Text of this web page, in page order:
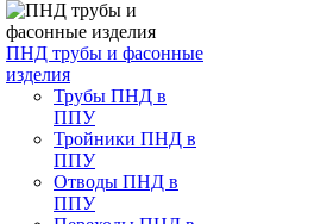
ПНД трубы и фасонные
изделия
Трубы ПНД в
ППУ
Тройники ПНД в
ППУ
Отводы ПНД в
ППУ